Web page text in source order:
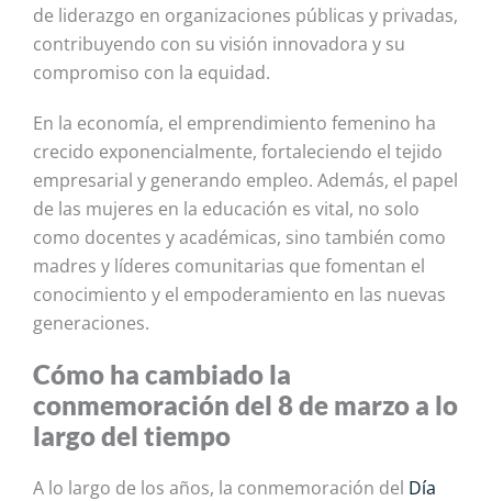
de liderazgo en organizaciones públicas y privadas,
contribuyendo con su visión innovadora y su
compromiso con la equidad.
En la economía, el emprendimiento femenino ha
crecido exponencialmente, fortaleciendo el tejido
empresarial y generando empleo. Además, el papel
de las mujeres en la educación es vital, no solo
como docentes y académicas, sino también como
madres y líderes comunitarias que fomentan el
conocimiento y el empoderamiento en las nuevas
generaciones.
Cómo ha cambiado la
conmemoración del 8 de marzo a lo
largo del tiempo
A lo largo de los años, la conmemoración del Día